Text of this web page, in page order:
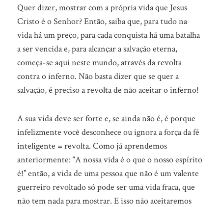
Quer dizer, mostrar com a própria vida que Jesus
Cristo é o Senhor? Então, saiba que, para tudo na
vida há um preço, para cada conquista há uma batalha
a ser vencida e, para alcançar a salvação eterna,
começa-se aqui neste mundo, através da revolta
contra o inferno. Não basta dizer que se quer a
salvação, é preciso a revolta de não aceitar o inferno!
A sua vida deve ser forte e, se ainda não é, é porque
infelizmente você desconhece ou ignora a força da fé
inteligente = revolta. Como já aprendemos
anteriormente: “A nossa vida é o que o nosso espírito
é!” então, a vida de uma pessoa que não é um valente
guerreiro revoltado só pode ser uma vida fraca, que
não tem nada para mostrar. E isso não aceitaremos